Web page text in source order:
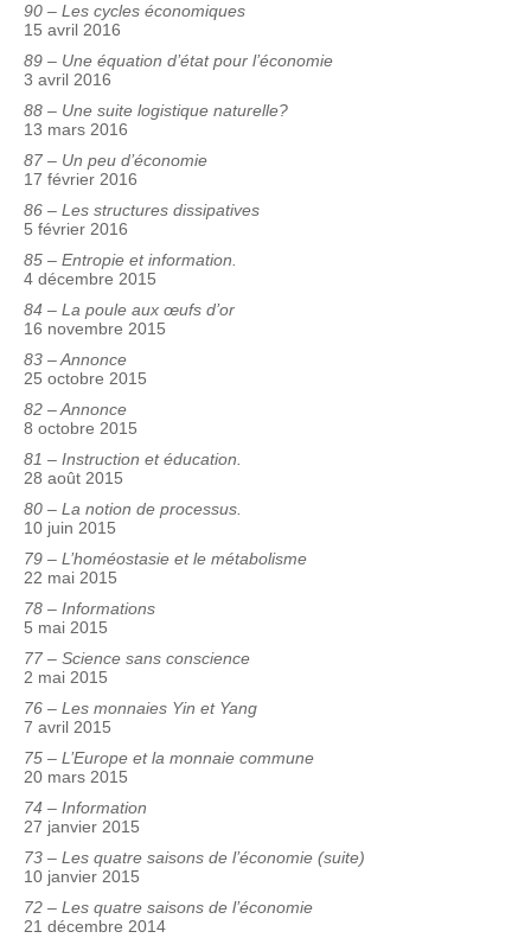
90 – Les cycles économiques
15 avril 2016
89 – Une équation d’état pour l’économie
3 avril 2016
88 – Une suite logistique naturelle?
13 mars 2016
87 – Un peu d’économie
17 février 2016
86 – Les structures dissipatives
5 février 2016
85 – Entropie et information.
4 décembre 2015
84 – La poule aux œufs d’or
16 novembre 2015
83 – Annonce
25 octobre 2015
82 – Annonce
8 octobre 2015
81 – Instruction et éducation.
28 août 2015
80 – La notion de processus.
10 juin 2015
79 – L’homéostasie et le métabolisme
22 mai 2015
78 – Informations
5 mai 2015
77 – Science sans conscience
2 mai 2015
76 – Les monnaies Yin et Yang
7 avril 2015
75 – L’Europe et la monnaie commune
20 mars 2015
74 – Information
27 janvier 2015
73 – Les quatre saisons de l’économie (suite)
10 janvier 2015
72 – Les quatre saisons de l’économie
21 décembre 2014